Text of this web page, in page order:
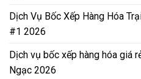
Dịch Vụ Bốc Xếp Hàng Hóa
#1 2026
Dịch vụ bốc xếp hàng hóa giá
Ngạc 2026